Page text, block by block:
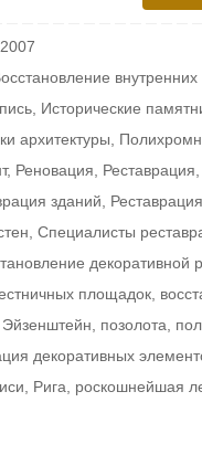
Исторические
архитектуры
, Реновация Реставрация
зданий
Специалисты
декоративной
площадок
позолота
декоративных
Рига роскошнейшая